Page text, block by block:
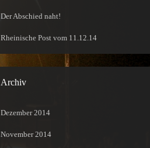
Der Abschied naht!
Rheinische Post vom 11.12.14
Archiv
Dezember 2014
November 2014